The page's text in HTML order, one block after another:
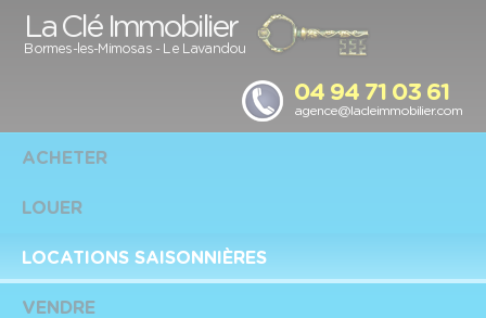
La Clé Immobilier
Bormes-les-Mimosas- Le Lavandou
04 94 71 03 61
agence@lacleimmobilier.com
ACHETER
LOUER
LOCATIONS SAISONNIÈRES
VENDRE